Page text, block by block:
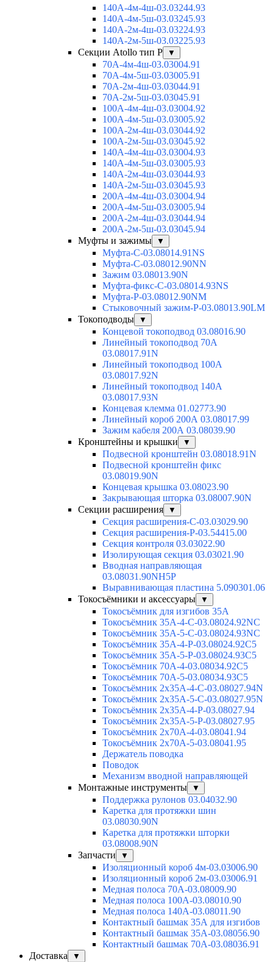
140А-4м-4ш-03.03244.93
140А-4м-5ш-03.03245.93
140А-2м-4ш-03.03224.93
140А-2м-5ш-03.03225.93
Секции Atollo тип Р
▼
70А-4м-4ш-03.03004.91
70А-4м-5ш-03.03005.91
70А-2м-4ш-03.03044.91
70А-2м-5ш-03.03045.91
100А-4м-4ш-03.03004.92
100А-4м-5ш-03.03005.92
100А-2м-4ш-03.03044.92
100А-2м-5ш-03.03045.92
140А-4м-4ш-03.03004.93
140А-4м-5ш-03.03005.93
140А-2м-4ш-03.03044.93
140А-2м-5ш-03.03045.93
200А-4м-4ш-03.03004.94
200А-4м-5ш-03.03005.94
200А-2м-4ш-03.03044.94
200А-2м-5ш-03.03045.94
Муфты и зажимы
▼
Муфта-С-03.08014.91NS
Муфта-С-03.08012.90NN
Зажим 03.08013.90N
Муфта-фикс-С-03.08014.93NS
Муфта-Р-03.08012.90NM
Стыковочный зажим-Р-03.08013.90LM
Токоподводы
▼
Концевой токоподвод 03.08016.90
Линейный токоподвод 70А
03.08017.91N
Линейный токоподвод 100А
03.08017.92N
Линейный токоподвод 140А
03.08017.93N
Концевая клемма 01.02773.90
Линейный короб 200А 03.08017.99
Зажим кабеля 200А 03.08039.90
Кронштейны и крышки
▼
Подвесной кронштейн 03.08018.91N
Подвесной кронштейн фикс
03.08019.90N
Концевая крышка 03.08023.90
Закрывающая шторка 03.08007.90N
Секции расширения
▼
Секция расширения-С-03.03029.90
Секция расширения-Р-03.54415.00
Секция контроля 03.03022.90
Изолирующая секция 03.03021.90
Вводная направляющая
03.08031.90NH5P
Выравнивающая пластина 5.090301.06
Токосъёмники и аксессуары
▼
Токосъёмник для изгибов 35А
Токосъёмник 35А-4-С-03.08024.92NC
Токосъёмник 35А-5-С-03.08024.93NC
Токосъёмник 35А-4-Р-03.08024.92C5
Токосъёмник 35А-5-Р-03.08024.93C5
Токосъёмник 70А-4-03.08034.92C5
Токосъёмник 70А-5-03.08034.93C5
Токосъёмник 2х35А-4-С-03.08027.94N
Токосъёмник 2х35А-5-С-03.08027.95N
Токосъёмник 2х35А-4-Р-03.08027.94
Токосъёмник 2х35А-5-Р-03.08027.95
Токосъёмник 2х70А-4-03.08041.94
Токосъёмник 2х70А-5-03.08041.95
Держатель поводка
Поводок
Механизм вводной направляющей
Монтажные инструменты
▼
Поддержка рулонов 03.04032.90
Каретка для протяжки шин
03.08030.90N
Каретка для протяжки шторки
03.08008.90N
Запчасти
▼
Изоляционный короб 4м-03.03006.90
Изоляционный короб 2м-03.03006.91
Медная полоса 70А-03.08009.90
Медная полоса 100А-03.08010.90
Медная полоса 140А-03.08011.90
Контактный башмак 35А для изгибов
Контактный башмак 35А-03.08056.90
Контактный башмак 70А-03.08036.91
Доставка
▼